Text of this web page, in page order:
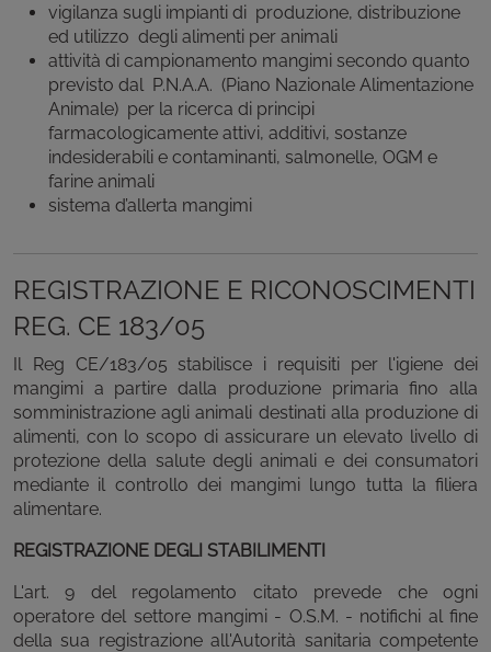
vigilanza sugli impianti di produzione, distribuzione
ed utilizzo degli alimenti per animali
attività di campionamento mangimi secondo quanto
previsto dal P.N.A.A. (Piano Nazionale Alimentazione
Animale) per la ricerca di principi
farmacologicamente attivi, additivi, sostanze
indesiderabili e contaminanti, salmonelle, OGM e
farine animali
sistema d’allerta mangimi
REGISTRAZIONE E RICONOSCIMENTI
REG. CE 183/05
Il Reg CE/183/05 stabilisce i requisiti per l'igiene dei
mangimi a partire dalla produzione primaria fino alla
somministrazione agli animali destinati alla produzione di
alimenti, con lo scopo di assicurare un elevato livello di
protezione della salute degli animali e dei consumatori
mediante il controllo dei mangimi lungo tutta la filiera
alimentare.
REGISTRAZIONE DEGLI STABILIMENTI
L'art. 9 del regolamento citato prevede che ogni
operatore del settore mangimi - O.S.M. - notifichi al fine
della sua registrazione all'Autorità sanitaria competente